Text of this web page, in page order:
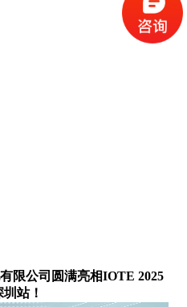
限公司圆满亮相IOTE 2025
站！